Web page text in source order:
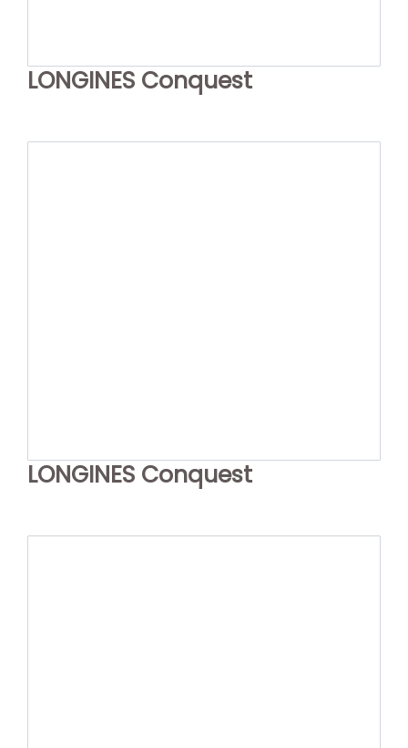
LONGINES Conquest
LONGINES Conquest